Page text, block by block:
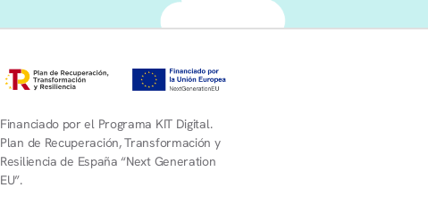
Financiado por el Programa KIT Digital.
Plan de Recuperación, Transformación y
Resiliencia de España “Next Generation
EU”.